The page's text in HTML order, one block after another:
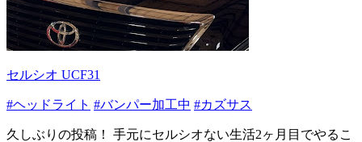
セルシオ UCF31
#ヘッドライト #バンパー加工中 #カズサス
久しぶりの投稿！ 手元にセルシオない生活2ヶ月目でやるこ